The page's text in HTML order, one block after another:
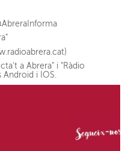
a Abrera" i "Ràdio
Android i IOS.